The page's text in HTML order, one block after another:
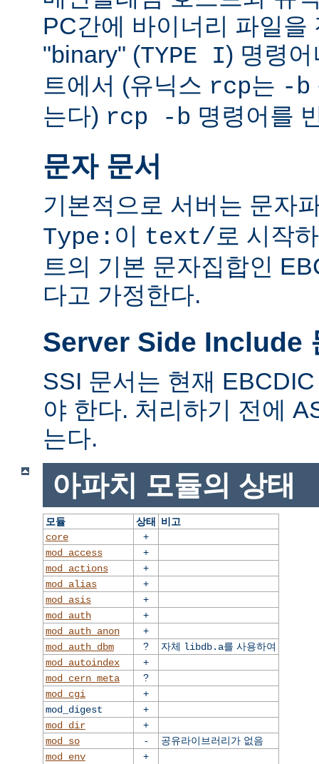
PC간에 바이너리 파일을
"binary" (TYPE I) 명령
트에서 (유닉스 rcp는 -b
는다) rcp -b 명령어를
문자 문서
기본적으로 서버는 문자
Type: 이 text/ 로 시작
트의 기본 문자집합인
다고 가정한다.
Server Side Include
SSI 문서는 현재
야 한다. 처리하기 전에
는다.
아파치 모듈의 상태
모듈 상태
비고
core
+
mod_access
+
mod_actions
+
mod_alias
+
mod_asis
+
mod_auth
+
mod_auth_anon
+
mod_auth_dbm
? 자체 libdb.a를 사용하여
mod_autoindex
+
mod_cern_meta
?
mod_cgi
+
mod_digest
+
mod_dir
+
mod_so
-
공유라이브러리가 없음
mod_env
+